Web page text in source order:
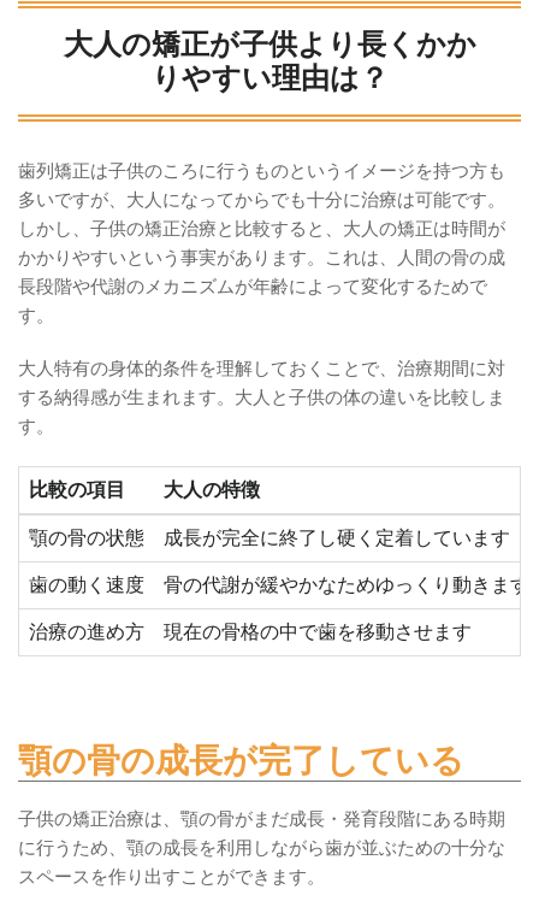
大人の矯正が子供より長くかか
りやすい理由は？
歯列矯正は子供のころに行うものというイメージを持つ方も
多いですが、大人になってからでも十分に治療は可能です。
しかし、子供の矯正治療と比較すると、大人の矯正は時間が
かかりやすいという事実があります。これは、人間の骨の成
長段階や代謝のメカニズムが年齢によって変化するためで
す。
大人特有の身体的条件を理解しておくことで、治療期間に対
する納得感が生まれます。大人と子供の体の違いを比較しま
す。
比較の項目 大人の特徴
顎の骨の状態 成長が完全に終了し硬く定着しています
歯の動く速度 骨の代謝が緩やかなためゆっくり動きます
治療の進め方 現在の骨格の中で歯を移動させます
顎の骨の成長が完了している
子供の矯正治療は、顎の骨がまだ成長・発育段階にある時期
に行うため、顎の成長を利用しながら歯が並ぶための十分な
スペースを作り出すことができます。